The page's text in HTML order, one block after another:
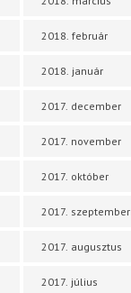
2018. február
2018. január
2017. december
2017. november
2017. október
2017. szeptember
2017. augusztus
2017. július